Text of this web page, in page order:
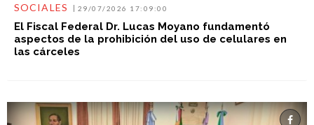
SOCIALES 29/07/2026 17:09:00
El Fiscal Federal Dr. Lucas Moyano fundamentó
aspectos de la prohibición del uso de celulares en
las cárceles